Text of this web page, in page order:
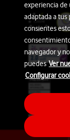
experiencia de
adaptada a tus
consientes
navegador y
puedesVer
Configurar